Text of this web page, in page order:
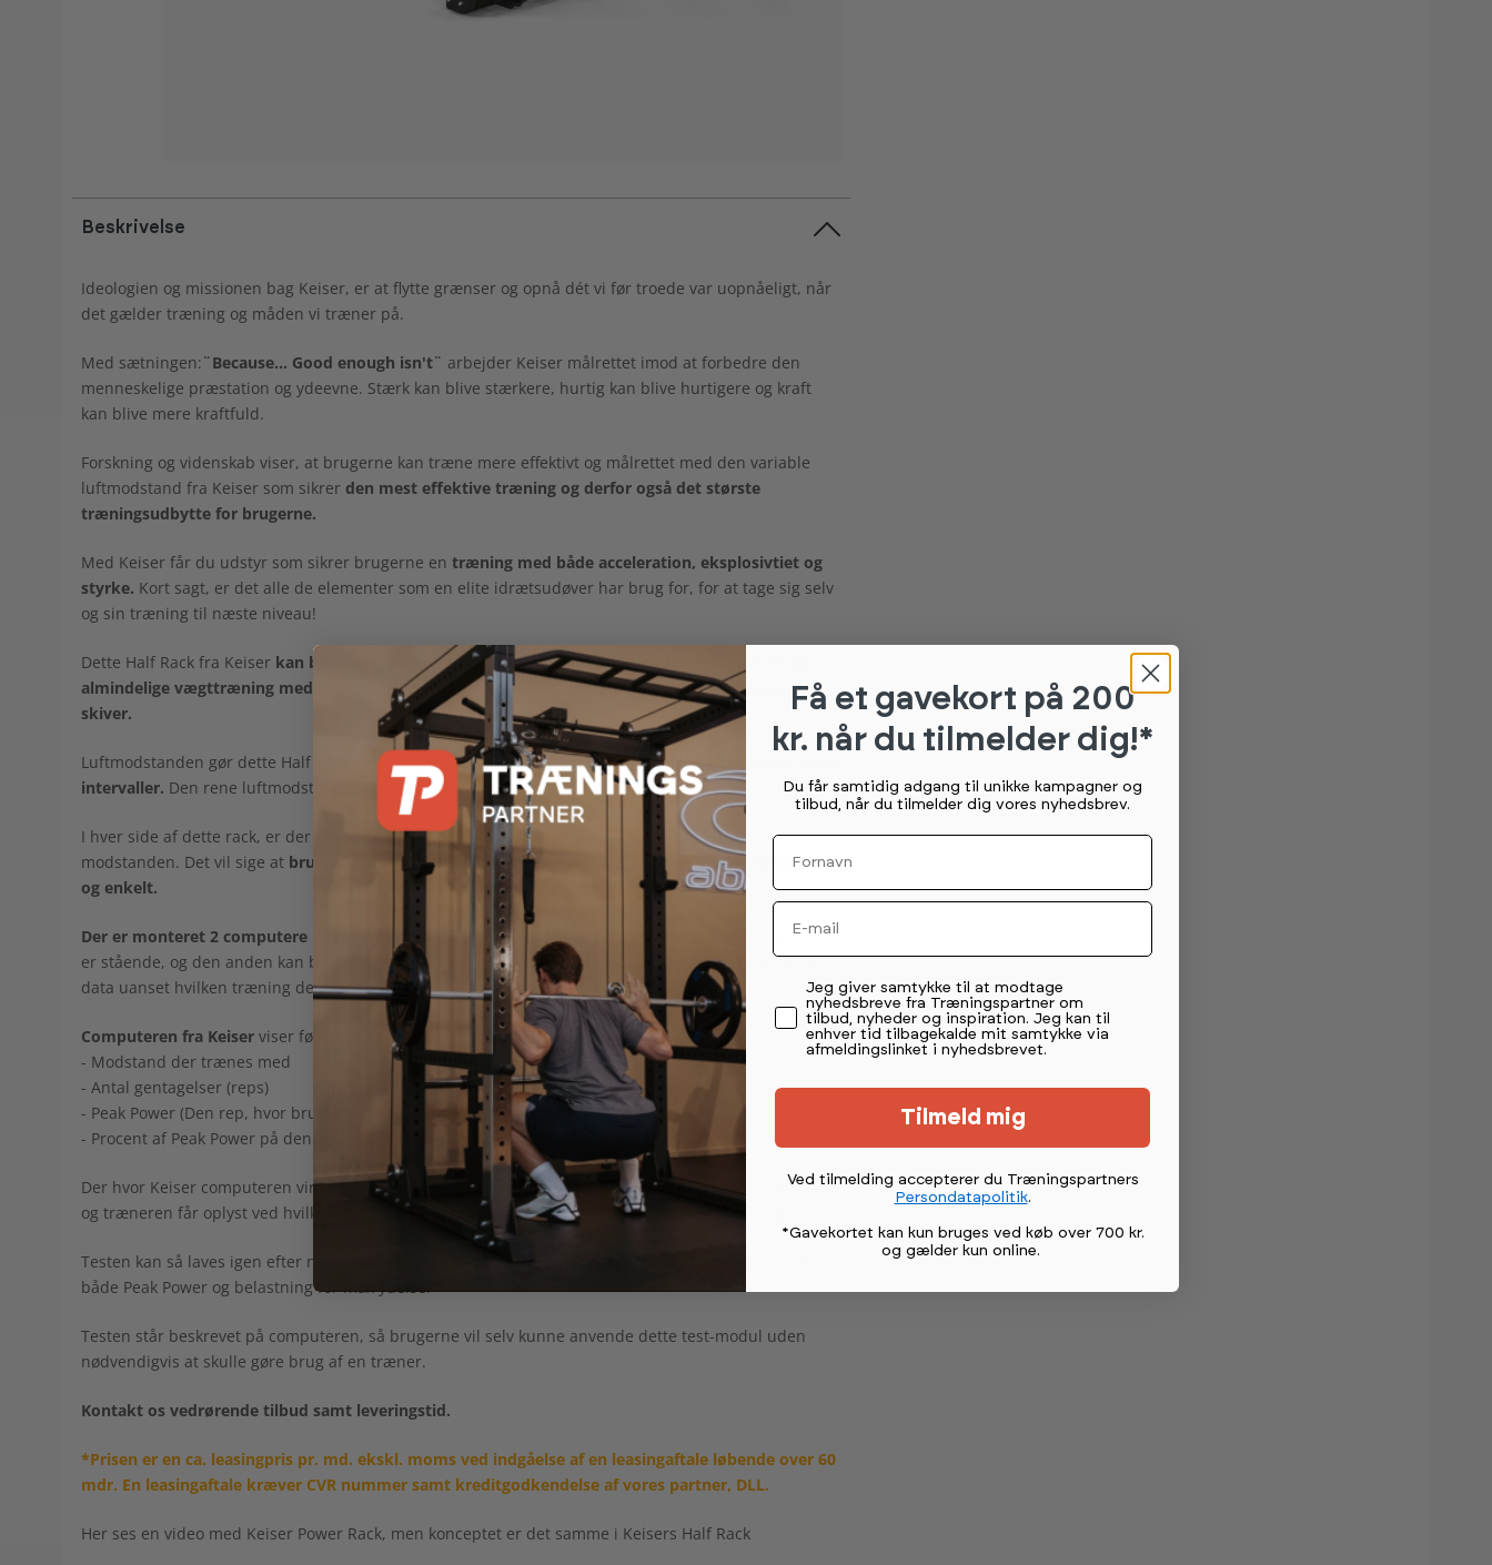
Beskrivelse
Ideologien og missionen bag Keiser, er at flytte grænser og opnå dét vi før troede var uopnåeligt, når
det gælder træning og måden vi træner på.
Med sætningen:¨Because... Good enough isn't¨ arbejder Keiser målrettet imod at forbedre den
menneskelige præstation og ydeevne. Stærk kan blive stærkere, hurtig kan blive hurtigere og kraft
kan blive mere kraftfuld.
Forskning og videnskab viser, at brugerne kan træne mere effektivt og målrettet med den variable
luftmodstand fra Keiser som sikrer den mest effektive træning og derfor også det største
træningsudbytte for brugerne.
Med Keiser får du udstyr som sikrer brugerne en træning med både acceleration, eksplosivtiet og
styrke. Kort sagt, er det alle de elementer som en elite idrætsudøver har brug for, for at tage sig selv
og sin træning til næste niveau!
Dette Half Rack fra Keiser kan bruges med den rene luftmodstand, kombination mellem luft og
almindelige vægttræning med skiver, eller bare som et almindeligt half rack med vægtstang og
skiver.
Luftmodstanden gør dette Half Rack unikt. Det betyder atbrugeren kan øge belastningen med 0,1 kg
intervaller. Den rene luftmodstand kan justeres fra 0-96 kg.
I hver side af dette rack, er der i bunden monteret tryk-pedaler, hvor brugeren kan justere
modstanden. Det vil sige at brugeren er i total kontrol, og kan konstant justere sin modstand nemt
og enkelt.
Der er monteret 2 computere på denne station.
Den ene computer kan brugeren se, når øvelserne
er stående, og den anden kan brugeren se, når øvelserne er liggende på bænk. Brugeren får derfor
data uanset hvilken træning der laves.
Computeren fra Keiser viser følgende:
- Modstand der trænes med
- Antal gentagelser (reps)
- Peak Power (Den rep, hvor brugeren har produceret mest power i sin bevægelse)
- Procent af Peak Power på den sidst kørte rep
Der hvor Keiser computeren virkelig skiller sig ud, er via det indbyggede test-modul , hvor brugeren
og træneren får oplyst ved hvilken modstand at brugeren kan producerer mest power i bevægelsen.
Testen kan så laves igen efter nogle måneder, og så vil brugeren og træneren kunne se en udvikling i
både Peak Power og belastning for max ydelse.
Testen står beskrevet på computeren, så brugerne vil selv kunne anvende dette test-modul uden
nødvendigvis at skulle gøre brug af en træner.
Kontakt os vedrørende tilbud samt leveringstid.
*Prisen er en ca. leasingpris pr. md. ekskl. moms ved indgåelse af en leasingaftale løbende over 60
mdr. En leasingaftale kræver CVR nummer samt kreditgodkendelse af vores partner, DLL.
Her ses en video med Keiser Power Rack, men konceptet er det samme i Keisers Half Rack
Få et gavekort på 200
kr. når du tilmelder dig!*
Du får samtidig adgang til unikke kampagner og
tilbud, når du tilmelder dig vores nyhedsbrev.
Fornavn
Email
Permission tekst
Jeg giver samtykke til at modtage
nyhedsbreve fra Træningspartner om
tilbud, nyheder og inspiration. Jeg kan til
enhver tid tilbagekalde mit samtykke via
afmeldingslinket i nyhedsbrevet.
Tilmeld mig
Ved tilmelding accepterer du Træningspartners
Persondatapolitik.
*Gavekortet kan kun bruges ved køb over 700 kr.
og gælder kun online.